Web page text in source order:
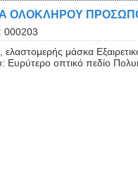
ΟΛΟΚΛΗΡΟΥ
000203
μάσκα
οπτικό πεδίο